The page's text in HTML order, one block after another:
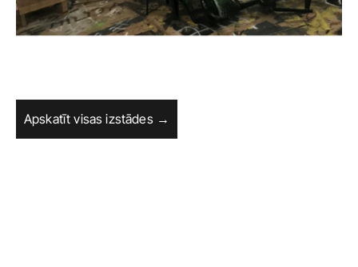
Apskatīt visas izstādes →